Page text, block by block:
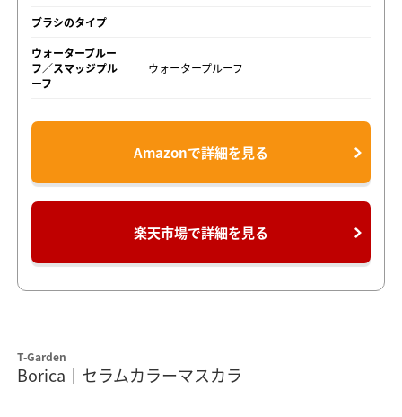
ブラシのタイプ
―
ウォータープルー
フ／スマッジプル
ーフ
ウォータープルーフ
Amazonで詳細を見る
楽天市場で詳細を見る
T-Garden
Borica｜セラムカラーマスカラ